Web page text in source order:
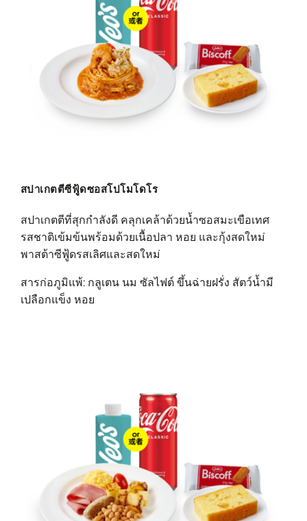
สปาเกตตีซีฟู้ดซอสโปโมโดโร
สปาเกตตีที่สุกกำลังดี คลุกเคล้าด้วยน้ำซอสมะเขือเทศ
รสชาติเข้มข้นพร้อมด้วยเนื้อปลา หอย และกุ้งสดใหม่
พาสต้าซีฟู้ดรสเลิศและสดใหม่
สารก่อภูมิแพ้: กลูเตน นม ซัลไฟต์ ขึ้นฉ่ายฝรั่ง สัตว์น้ำมี
เปลือกแข็ง หอย